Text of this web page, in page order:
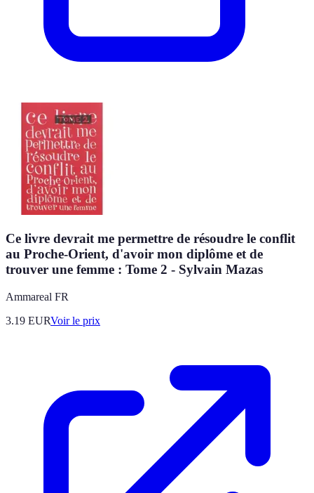
Ce livre devrait me permettre de résoudre le conflit
au Proche-Orient, d'avoir mon diplôme et de
trouver une femme : Tome 2 - Sylvain Mazas
Ammareal FR
3.19 EURVoir le prix